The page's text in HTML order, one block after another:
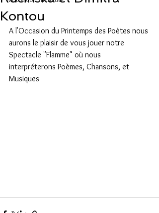
Kontou
A l'Occasion du Printemps des Poètes nous
aurons le plaisir de vous jouer notre
Spectacle "Flamme" où nous
interpréterons Poèmes, Chansons, et
Musiques